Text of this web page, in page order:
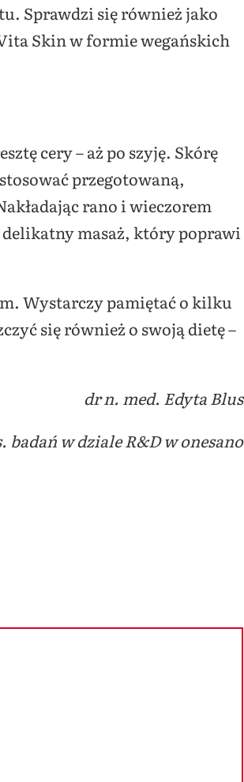
Sprawdzi się również jako
Skin w formie wegańskich
cery – aż po szyję. Skórę
przegotowaną,
rano i wieczorem
masaż, który poprawi
Wystarczy pamiętać o kilku
się również o swoją dietę –
dr n. med. Edyta Blus
badań w dziale R&D w onesano